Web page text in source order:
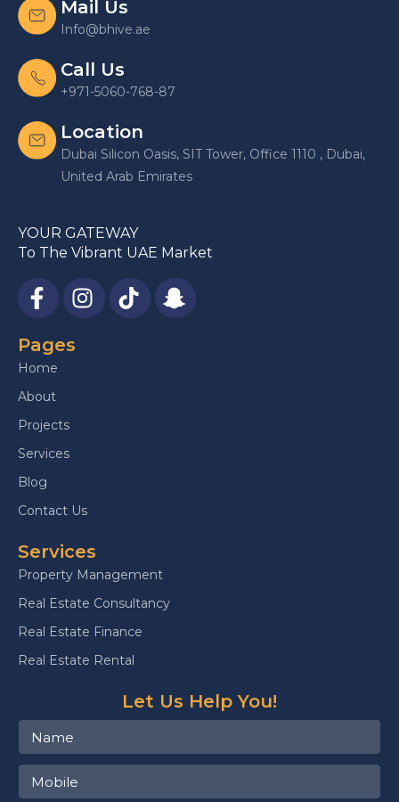
Mail Us
Info@bhive.ae
Call Us
+971-5060-768-87
Location
Dubai Silicon Oasis, SIT Tower, Office 1110 , Dubai,
United Arab Emirates
YOUR GATEWAY
To The Vibrant UAE Market
Pages
Home
About
Projects
Services
Blog
Contact Us
Services
Property Management
Real Estate Consultancy
Real Estate Finance
Real Estate Rental
Let Us Help You!